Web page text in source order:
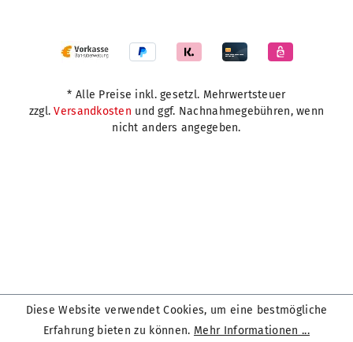
* Alle Preise inkl. gesetzl. Mehrwertsteuer
zzgl.Versandkosten und ggf. Nachnahmegebühren, wenn
nicht anders angegeben.
Diese Website verwendet Cookies, um eine bestmögliche
Erfahrung bieten zu können. Mehr Informationen ...